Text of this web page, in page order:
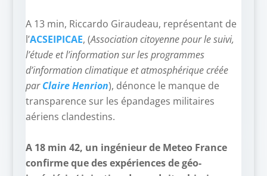
A 13 min, Riccardo Giraudeau, représentant de
l’ACSEIPICAE, (Association citoyenne pour le suivi,
l’étude et l’information sur les programmes
d’information climatique et atmosphérique créée
parClaire Henrion), dénonce le manque de
transparence sur les épandages militaires
aériens clandestins.
A 18 min 42, un ingénieur de Meteo France
confirme que des expériences de géo-